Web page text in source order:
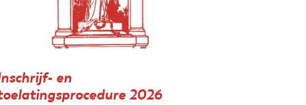
en
2026